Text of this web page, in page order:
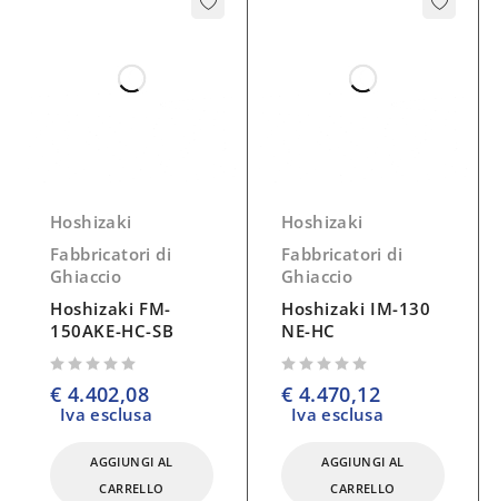
Hoshizaki
Fabbricatori di
Ghiaccio
Hoshizaki FM-
150AKE-HC-SB
€ 4.402,08
Iva esclusa
AGGIUNGI AL
CARRELLO
Hoshizaki
Fabbricatori di
Ghiaccio
Hoshizaki IM-130
NE-HC
€ 4.470,12
Iva esclusa
AGGIUNGI AL
CARRELLO